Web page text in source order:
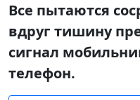
Все пытаются
вдруг тишину
сигнал
телефон.